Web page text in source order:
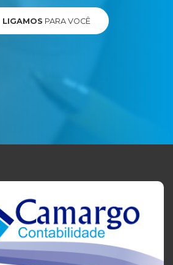
LIGAMOS PARA VOCÊ